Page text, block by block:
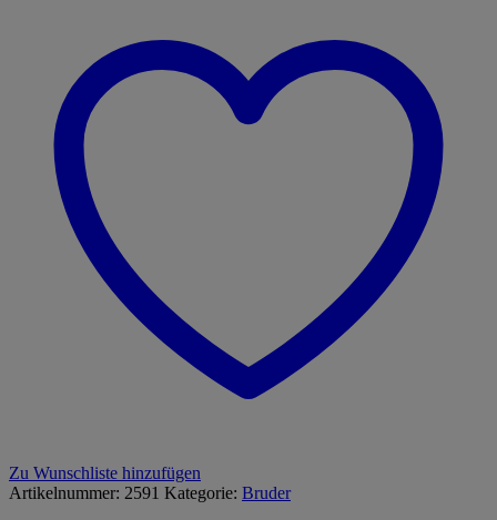
Zu Wunschliste hinzufügen
Artikelnummer: 2591 Kategorie: Bruder